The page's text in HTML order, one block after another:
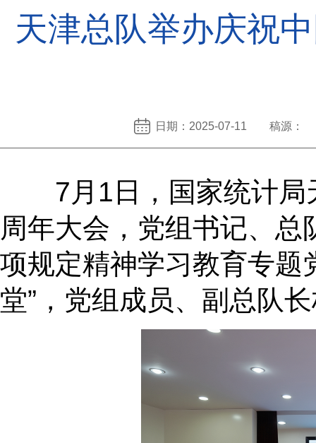
天津总队举办庆祝
日期：2025-07-11 稿源：
7月1日，国家统计
周年大会，党组书记、
项规定精神学习教育专题
堂”，党组成员、副总队